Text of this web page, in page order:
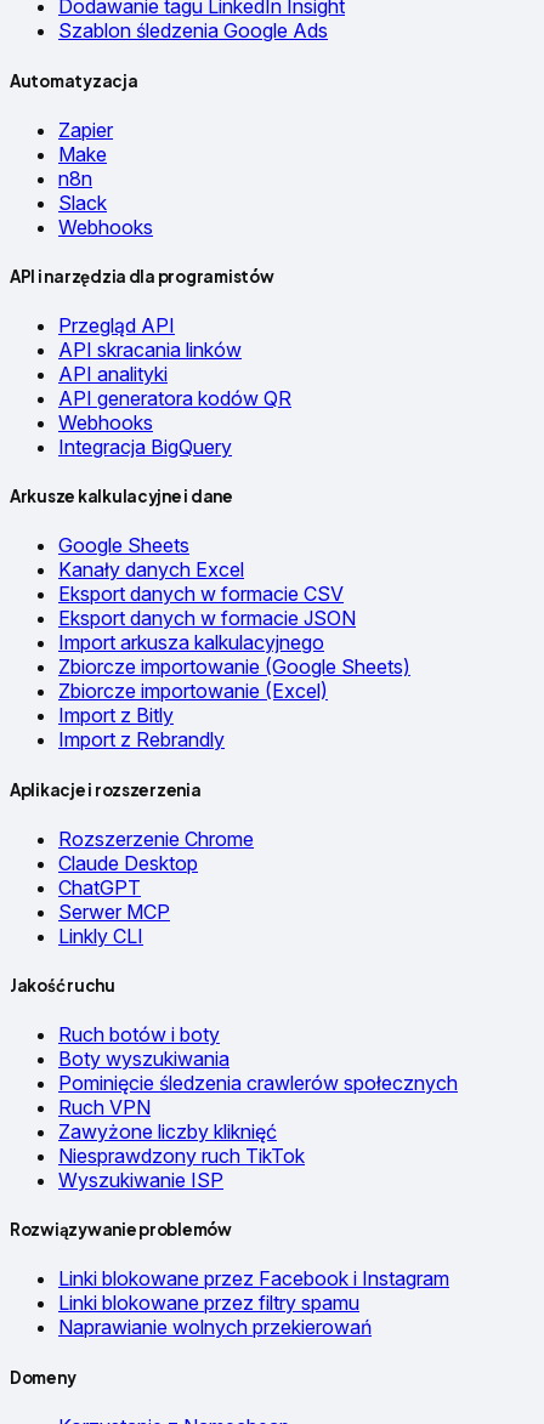
Dodawanie tagu LinkedIn Insight
Szablon śledzenia Google Ads
Automatyzacja
Zapier
Make
n8n
Slack
Webhooks
API i narzędzia dla programistów
Przegląd API
API skracania linków
API analityki
API generatora kodów QR
Webhooks
Integracja BigQuery
Arkusze kalkulacyjne i dane
Google Sheets
Kanały danych Excel
Eksport danych w formacie CSV
Eksport danych w formacie JSON
Import arkusza kalkulacyjnego
Zbiorcze importowanie (Google Sheets)
Zbiorcze importowanie (Excel)
Import z Bitly
Import z Rebrandly
Aplikacje i rozszerzenia
Rozszerzenie Chrome
Claude Desktop
ChatGPT
Serwer MCP
Linkly CLI
Jakość ruchu
Ruch botów i boty
Boty wyszukiwania
Pominięcie śledzenia crawlerów społecznych
Ruch VPN
Zawyżone liczby kliknięć
Niesprawdzony ruch TikTok
Wyszukiwanie ISP
Rozwiązywanie problemów
Linki blokowane przez Facebook i Instagram
Linki blokowane przez filtry spamu
Naprawianie wolnych przekierowań
Domeny